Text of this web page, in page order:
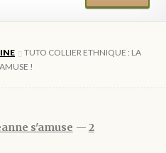
TUTO COLLIER ETHNIQUE : LA
!
s'amuse — 2